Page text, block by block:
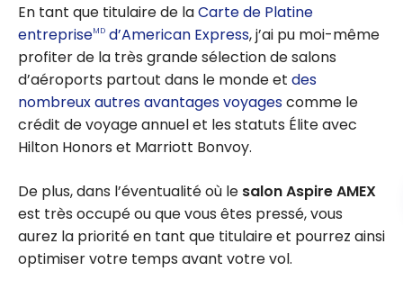
En tant que titulaire de laCarte de Platine
entrepriseMD d’American Express, j’ai pu moi-même
profiter de la très grande sélection de salons
d’aéroports partout dans le monde et des
nombreux autres avantages voyagescomme le
crédit de voyage annuel et les statuts Élite avec
Hilton Honors et Marriott Bonvoy.
De plus, dans l’éventualité où le salon Aspire AMEX
est très occupé ou que vous êtes pressé, vous
aurez la priorité en tant que titulaire et pourrez ainsi
optimiser votre temps avant votre vol.